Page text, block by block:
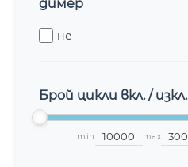
димер
не
Брой цикли вкл. / изкл.
min max